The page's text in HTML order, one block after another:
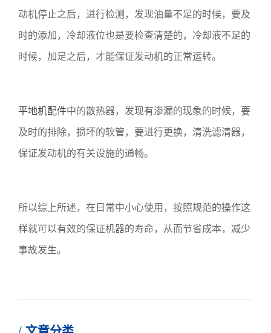
动机停止之后，进行检测，发现油量不足的时候，要及
时的添加，冷却液位也是要检查清楚的，冷却液不足的
时候，加足之后，才能保证发动机的正常运转。
平地机配件中的散热器，发现有渗漏的现象的时候，要
及时的排除，损坏的软管，要进行更换，清洗滤清器，
保证发动机的有关设施的通畅。
所以综上所述，在日常中小心使用，按照规范的操作这
样就可以有效的保证机器的寿命，从而节省成本，减少
事故发生。